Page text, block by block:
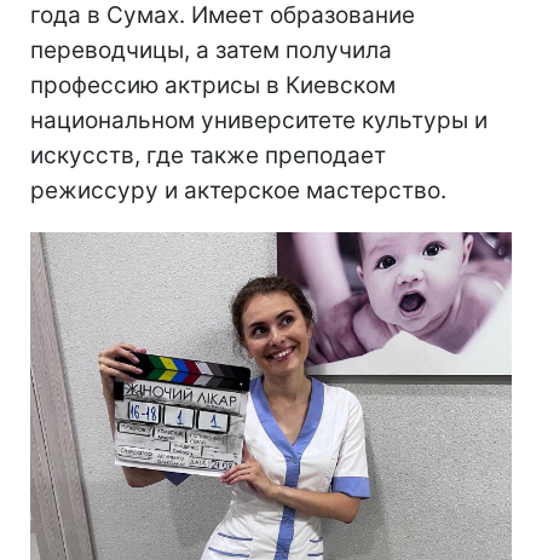
года в Сумах. Имеет образование
переводчицы, а затем получила
профессию актрисы в Киевском
национальном университете культуры и
искусств, где также преподает
режиссуру и актерское мастерство.